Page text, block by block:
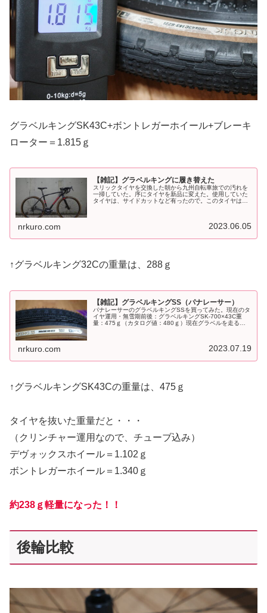
グラベルキングSK43C+ボントレガーホイール+ブレーキ
ローター＝1.815ｇ
【雑記】グラベルキングに履き替えた
スリックタイヤを交換した朝から九州自転車旅での汚れを
一掃していた。序にタイヤを新品に変えた。使用していた
タイヤは、サイドカットなど有ったので。このタイヤは、
nrkuro.com 2023.06.05
↑グラベルキング32Cの重量は、288ｇ
【雑記】グラベルキングSS（パナレーサー）
パナレーサーのグラベルキングSSを買ってみた。現在のタ
イヤ運用・無雪期前後：グラベルキングSK-700×43C重
量：475ｇ（カタログ値：480ｇ）現在グラベルを走るに
nrkuro.com 2023.07.19
↑グラベルキングSK43Cの重量は、475ｇ
タイヤを抜いた重量だと・・・
（クリンチャー運用なので、チューブ込み）
デヴォックスホイール＝1.102ｇ
ボントレガーホイール＝1.340ｇ
約238ｇ軽量になった！！
後輪比較